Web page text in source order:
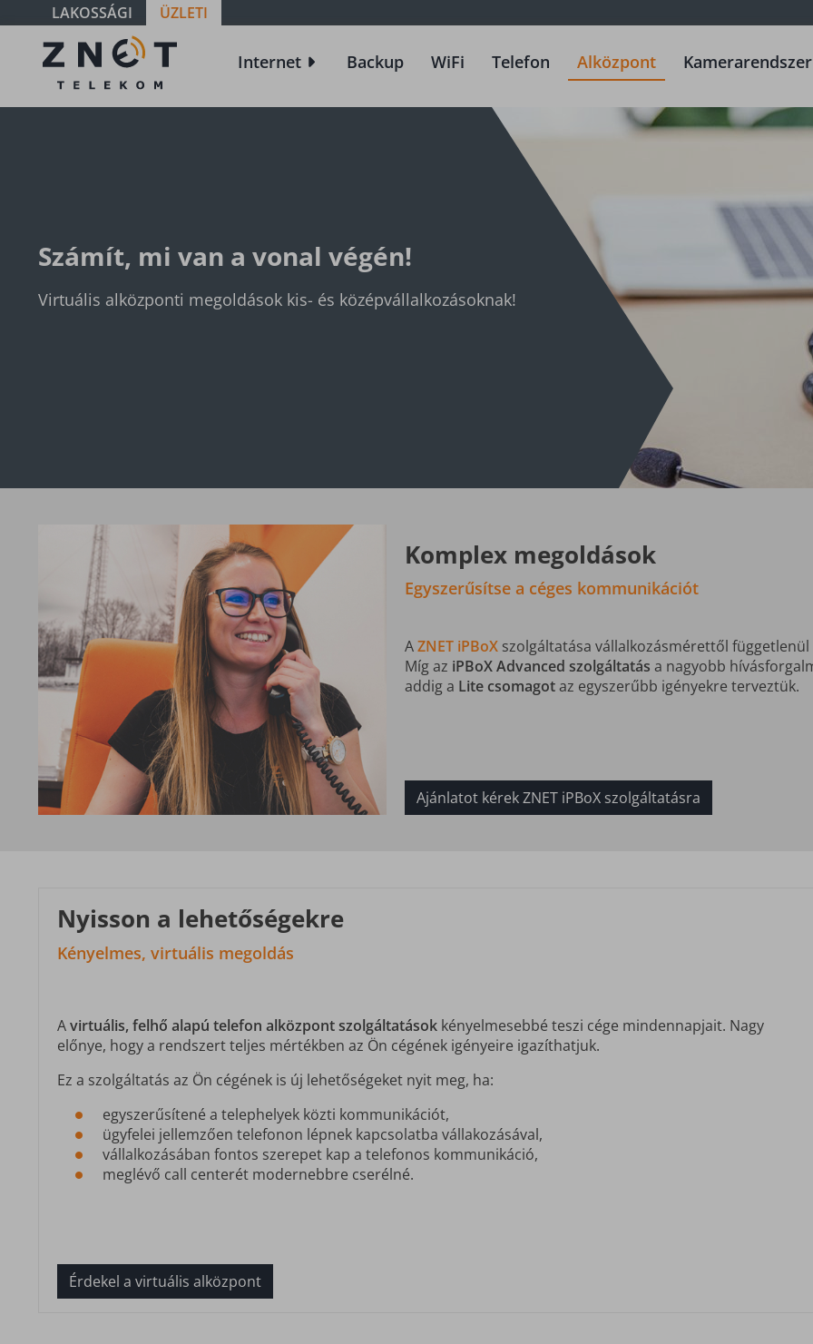
LAKOSSÁGI ÜZLETI
Alközpont
Internet Backup WiFi Telefon Alközpont Kamerarendszer
Számít, mi van a vonal végén!
Virtuális alközponti megoldások kis- és középvállalkozásoknak!
Komplex megoldások
Egyszerűsítse a céges kommunikációt
AZNET iPBoX szolgáltatása vállalkozásmérettől
Míg az iPBoX Advanced szolgáltatás a nagyobb
addig a Lite csomagotaz egyszerűbb igényekre terveztük.
Ajánlatot kérek ZNET iPBoX szolgáltatásra
Nyisson a lehetőségekre
Kényelmes, virtuális megoldás
Avirtuális, felhő alapú telefon alközpont szolgáltatások kényelmesebbé teszi cége mindennapjait. Nagy
előnye, hogy a rendszert teljes mértékben az Ön cégének igényeire igazíthatjuk.
Ez a szolgáltatás az Ön cégének is új lehetőségeket nyit meg, ha:
egyszerűsítené a telephelyek közti kommunikációt,
ügyfelei jellemzően telefonon lépnek kapcsolatba vállakozásával,
vállalkozásában fontos szerepet kap a telefonos kommunikáció,
meglévő call centerét modernebbre cserélné.
Érdekel a virtuális alközpont